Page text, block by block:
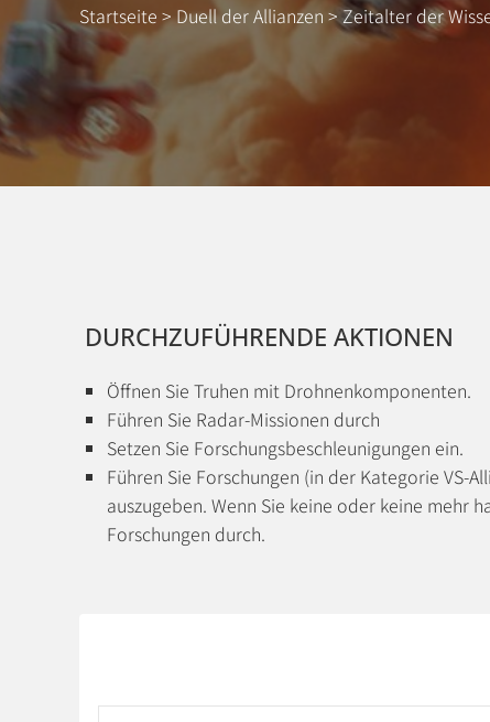
Startseite >Duell der Allianzen > Zeitalter der
DURCHZUFÜHRENDE AKTIONEN
Öffnen Sie Truhen mit Drohnenkomponenten.
Führen Sie Radar-Missionen durch
Setzen Sie Forschungsbeschleunigungen ein.
Führen Sie Forschungen (in der Kategorie VS-
auszugeben. Wenn Sie keine oder keine mehr
Forschungen durch.